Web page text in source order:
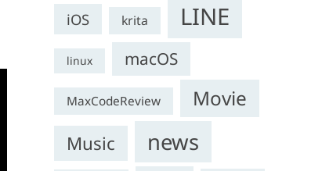
iOS krita LINE
linux macOS
MaxCodeReview Movie
Music news